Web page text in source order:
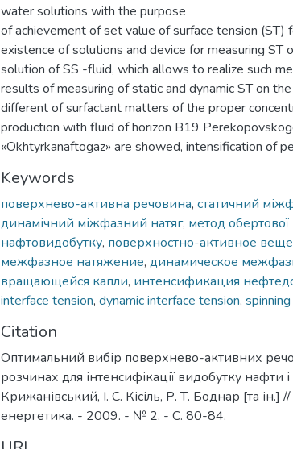
water solutions with the purpose
of achievement of set value of surface tension (ST)
existence of solutions and device for measuring ST
solution of SS -fluid, which allows to realize such
results of measuring of static and dynamic ST on
different of surfactant matters of the proper
production with fluid of horizon В19
«Okhtyrkanaftogaz» are showed, intensification of
Keywords
поверхнево-активна речовина, статичний
динамічний міжфазний натяг, метод обертової
нафтовидобутку, поверхностно-активное
межфазное натяжение, динамическое
вращающейся капли, интенсификация
interface tension, dynamic interface tension,
Citation
Оптимальний вибір поверхнево-активних
розчинах для інтенсифікації видобутку нафти і
Крижанівський, І. С. Кісіль, Р. Т. Боднар [та ін.]
енергетика. - 2009. - № 2. - С. 80-84.